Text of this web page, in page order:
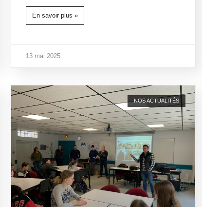
En savoir plus »
13 mai 2025
NOS ACTUALITÉS